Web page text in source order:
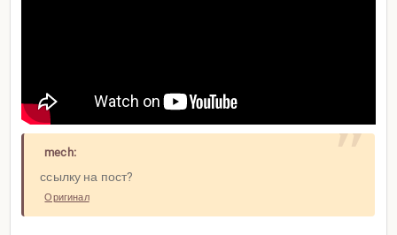
mech:
ссылку на пост?
Оригинал